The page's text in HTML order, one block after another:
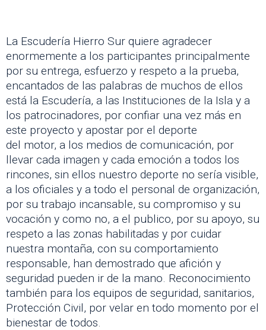
La Escudería Hierro Sur quiere agradecer
enormemente a los participantes principalmente
por su entrega, esfuerzo y respeto a la prueba,
encantados de las palabras de muchos de ellos
está la Escudería, a las Instituciones de la Isla y a
los patrocinadores, por confiar una vez más en
este proyecto y apostar por el deporte
del motor, a los medios de comunicación, por
llevar cada imagen y cada emoción a todos los
rincones, sin ellos nuestro deporte no sería visible,
a los oficiales y a todo el personal de organización,
por su trabajo incansable, su compromiso y su
vocación y como no, a el publico, por su apoyo, su
respeto a las zonas habilitadas y por cuidar
nuestra montaña, con su comportamiento
responsable, han demostrado que afición y
seguridad pueden ir de la mano. Reconocimiento
también para los equipos de seguridad, sanitarios,
Protección Civil, por velar en todo momento por el
bienestar de todos.